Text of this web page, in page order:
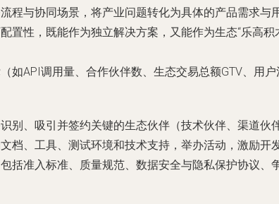
程与协同场景，将产业问题转化为具体的产品需求与
置性，既能作为独立解决方案，又能作为生态“乐高
如API调用量、合作伙伴数、生态交易总额GTV、用
别、吸引并签约关键的生态伙伴（技术伙伴、渠道伙
档、工具、测试环境和技术支持，举办活动，激励开
括准入标准、质量规范、数据安全与隐私保护协议